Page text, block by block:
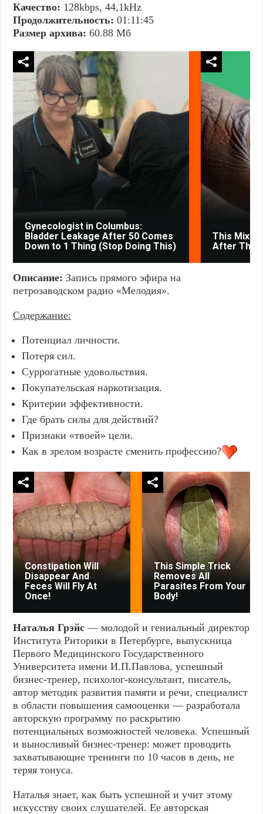
Качество: 128kbps, 44,1kHz
Продолжительность: 01:11:45
Размер архива: 60.88 Мб
Gynecologist in Columbus:
Bladder Leakage After 50 Comes
Down to 1 Thing (Stop Doing This)
This
After The
Описание: Запись прямого эфира на
петрозаводском радио «Мелодия».
Содержание:
Потенциал личности.
Потеря сил.
Суррогатные удовольствия.
Покупательская наркотизация.
Критерии эффективности.
Где брать силы для действий?
Признаки «твоей» цели.
Как в зрелом возрасте сменить профессию?
Constipation Will
Disappear And
Feces Will Fly At
Once!
This Simple Trick
Removes All
Parasites From Your
Body!
Наталья Грэйс— молодой и гениальный директор
Института Риторики в Петербурге, выпускница
Первого Медицинского Государственного
Университета имени И.П.Павлова, успешный
бизнес-тренер, психолог-консультант, писатель,
автор методик развития памяти и речи, специалист
в области повышения самооценки — разработала
авторскую программу по раскрытию
потенциальных возможностей человека. Успешный
и выносливый бизнес-тренер: может проводить
захватывающие тренинги по 10 часов в день, не
теряя тонуса.
Наталья знает, как быть успешной и учит этому
искусству своих слушателей. Ее авторская